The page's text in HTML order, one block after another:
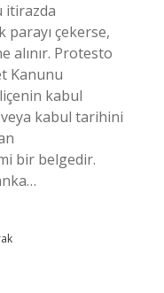
itirazda
çekerse,
alınır. Protesto
Kanunu
kabul
kabul tarihini
bir belgedir.